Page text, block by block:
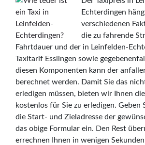
Echterdingen
verschiedenen
die zu fahrende
Fahrtdauer und der in Leinfelden-
Taxitarif Esslingen sowie
diesen Komponenten kann der
berechnet werden. Damit Sie das
erledigen müssen, bieten wir Ihnen
kostenlos für Sie zu erledigen. Geben
die Start- und Zieladresse der
das obige Formular ein. Den Rest
errechnen Ihnen in wenigen